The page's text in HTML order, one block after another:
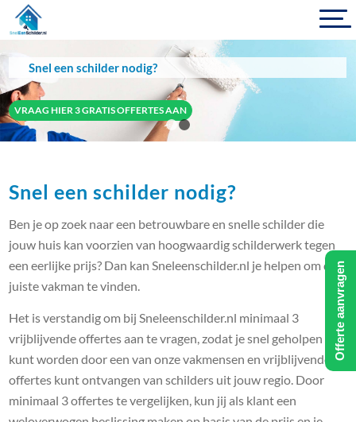
Snel een schilder nodig?
VRAAG HIER 3 GRATIS OFFERTES AAN
Snel een schilder nodig?
Ben je op zoek naar een betrouwbare en snelle schilder die
jouw huis kan voorzien van hoogwaardig schilderwerk tegen
een eerlijke prijs? Dan kan Sneleenschilder.nl je helpen om de
juiste vakman te vinden.
Het is verstandig om bij Sneleenschilder.nl minimaal 3
vrijblijvende offertes aan te vragen, zodat je snel geholpen
kunt worden door een van onze vakmensen en vrijblijvende
offertes kunt ontvangen van schilders uit jouw regio. Door
minimaal 3 offertes te vergelijken, kun jij als klant een
Offerte aanvragen